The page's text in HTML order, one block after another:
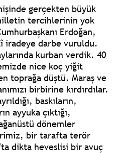
gerçekten büyük
tercihlerinin yok
Erdoğan,
iradeye darbe vuruldu.
kurban verdik. 40
nice koç yiğit
toprağa düştü. Maraş ve
birbirine kırdırdılar.
baskıların,
ayyuka çıktığı,
dönemler
bir tarafta terör
dikta heveslisi bir avuç